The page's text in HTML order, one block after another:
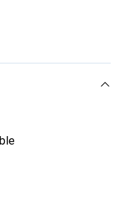
pour
de haute qualité et
exigeante.